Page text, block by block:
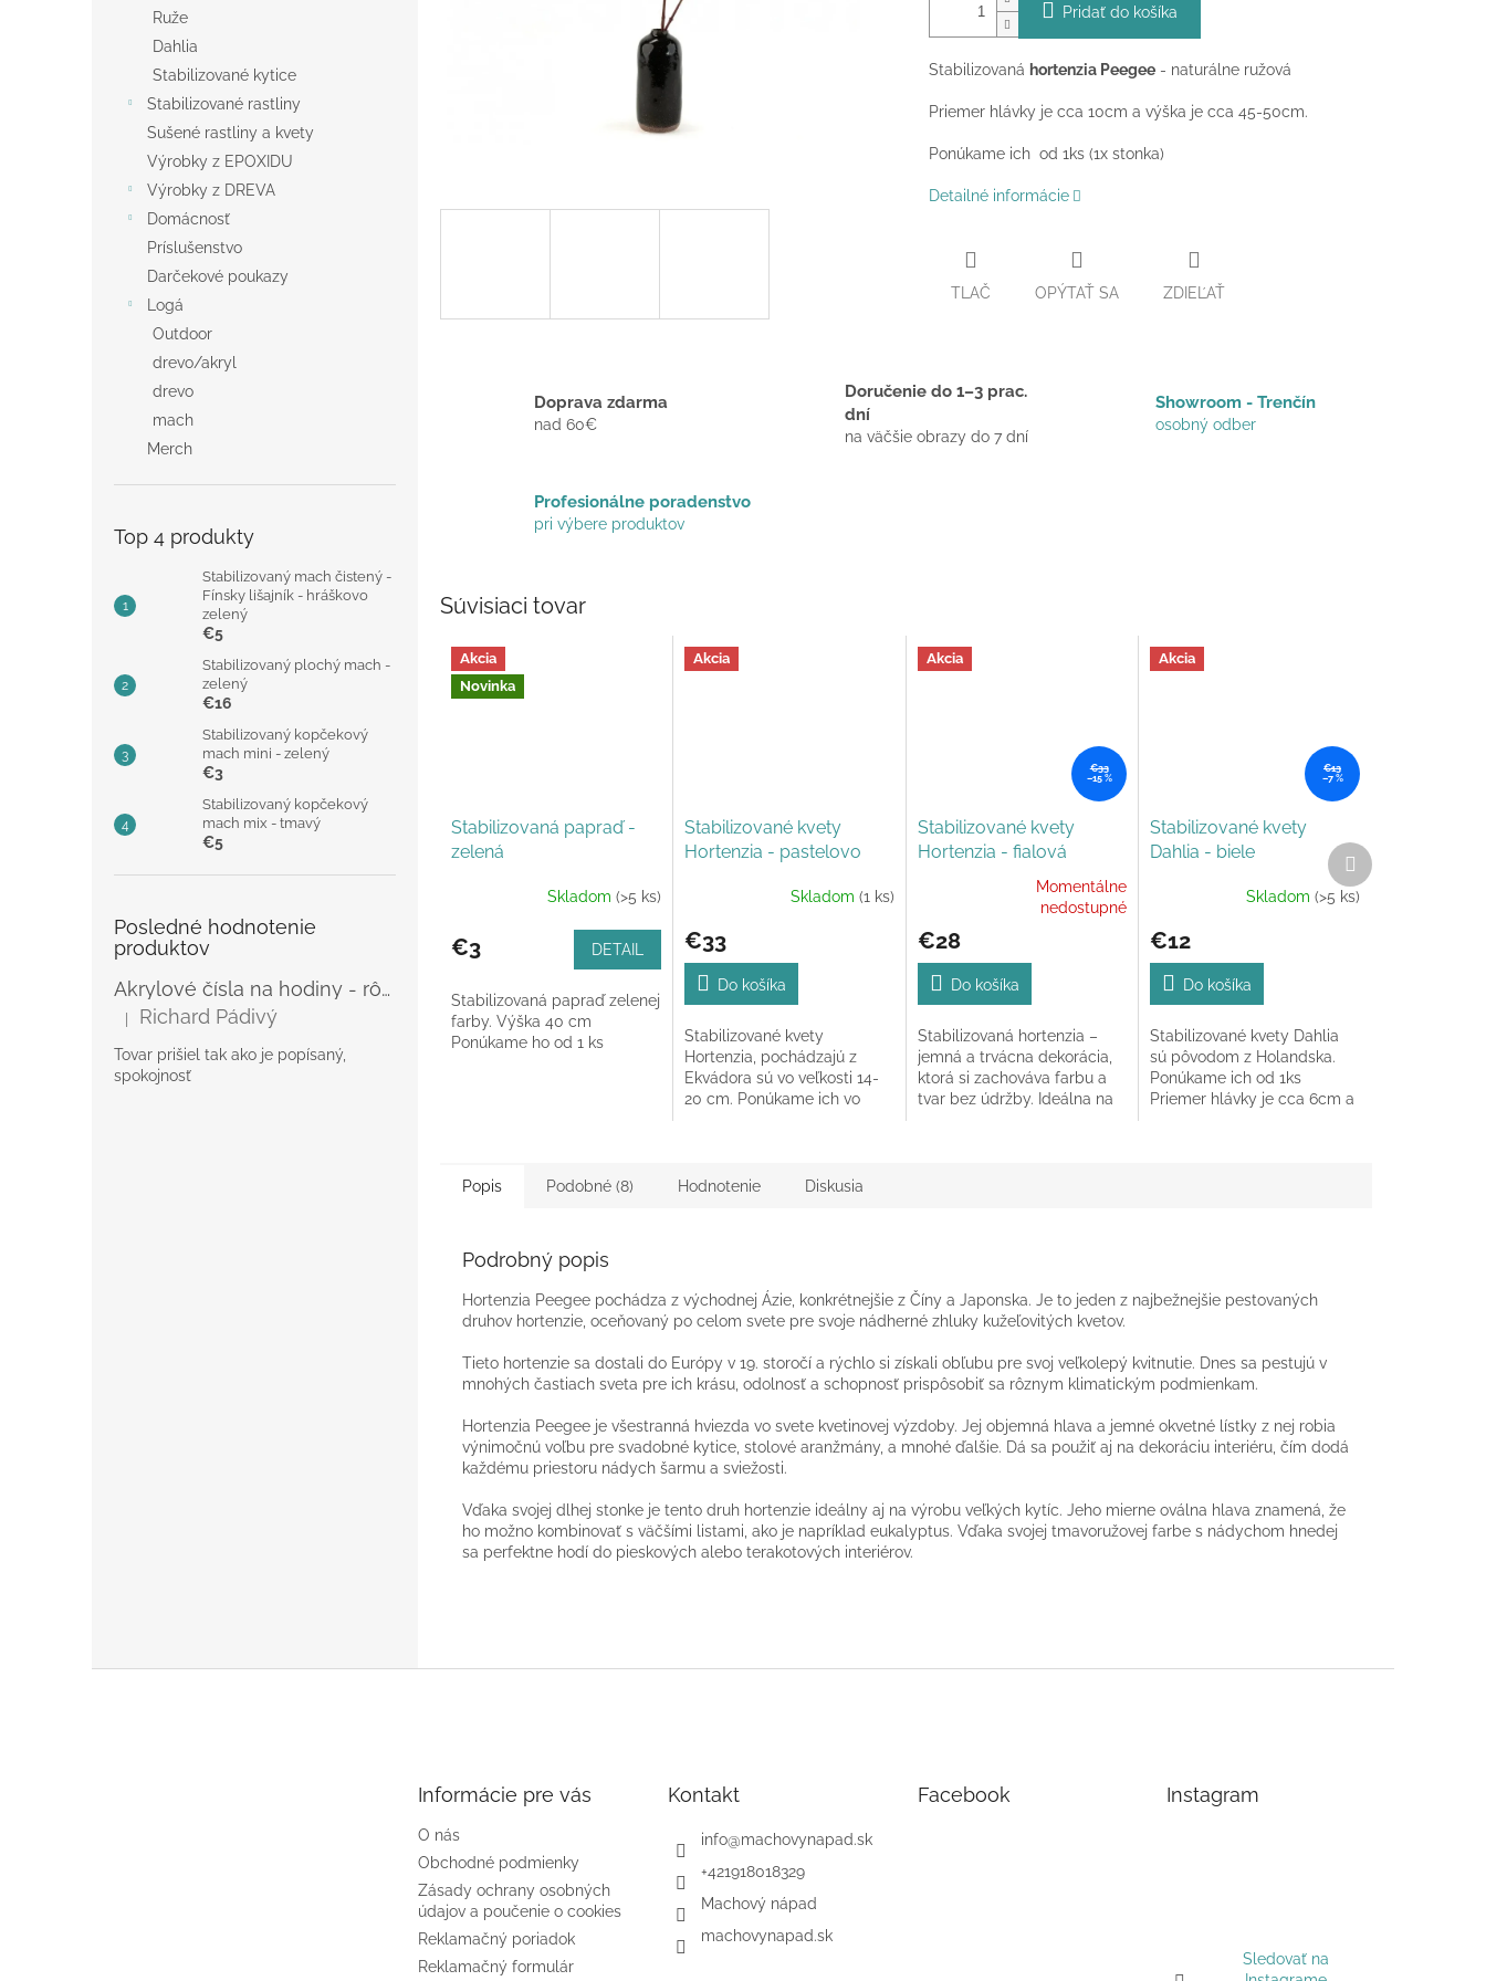
Ruže
Dahlia
Stabilizované kytice
Stabilizované rastliny
Sušené rastliny a kvety
Výrobky z EPOXIDU
Výrobky z DREVA
Domácnosť
Príslušenstvo
Darčekové poukazy
Logá
Outdoor
drevo/akryl
drevo
mach
Merch
Top 4 produkty
Stabilizovaný mach čistený -
Fínsky lišajník - hráškovo
zelený
€5
Stabilizovaný plochý mach -
zelený
€16
Stabilizovaný kopčekový
mach mini - zelený
€3
Stabilizovaný kopčekový
mach mix - tmavý
€5
Posledné hodnotenie
produktov
Akrylové čísla na hodiny - rôzne
Hodnotenie produktu je 5 z 5 hviezdičiek.
| Richard Pádivý
Tovar prišiel tak ako je popísaný,
spokojnosť
Pridať do košíka
Stabilizovaná hortenzia Peegee- naturálne ružová
Priemer hlávky je cca 10cm a výška je cca 45-50cm.
Ponúkame ich od 1ks (1x stonka)
Detailné informácie
TLAČ OPÝTAŤ SA ZDIEĽAŤ
Doprava zdarma
nad 60€
Doručenie do 1–3 prac.
dní
na väčšie obrazy do 7 dní
Showroom - Trenčín
osobný odber
Profesionálne poradenstvo
pri výbere produktov
Súvisiaci tovar
Akcia
Novinka
Stabilizovaná papraď -
zelená
produktu
z
5
hviezdičiek.
Skladom (>5 ks)
€3 DETAIL
Stabilizovaná papraď zelenej
farby. Výška 40 cm
Ponúkame ho od 1 ks
Akcia
Stabilizované kvety
Hortenzia - pastelovo
produktu
je
z
5
hviezdičiek.
Skladom (1 ks)
€33
Do košíka
Stabilizované kvety
Hortenzia, pochádzajú z
Ekvádora sú vo veľkosti 14-
20 cm. Ponúkame ich vo
Akcia
€33
–15 %
Stabilizované kvety
Hortenzia - fialová
produktu
je
z
5
hviezdičiek.
Momentálne
nedostupné
€28
Do košíka
Stabilizovaná hortenzia –
jemná a trvácna dekorácia,
ktorá si zachováva farbu a
tvar bez údržby. Ideálna na
Akcia
€13
–7 %
Stabilizované kvety
Dahlia - biele
Skladom (>5 ks)
€12
Do košíka
Stabilizované kvety Dahlia
sú pôvodom z Holandska.
Ponúkame ich od 1ks
Priemer hlávky je cca 6cm a
Ďalší
produkt
Popis Podobné (8) Hodnotenie Diskusia
Podrobný popis
Hortenzia Peegee pochádza z východnej Ázie, konkrétnejšie z Číny a Japonska. Je to jeden z najbežnejšie pestovaných
druhov hortenzie, oceňovaný po celom svete pre svoje nádherné zhluky kužeľovitých kvetov.
Tieto hortenzie sa dostali do Európy v 19. storočí a rýchlo si získali obľubu pre svoj veľkolepý kvitnutie. Dnes sa pestujú v
mnohých častiach sveta pre ich krásu, odolnosť a schopnosť prispôsobiť sa rôznym klimatickým podmienkam.
Hortenzia Peegee je všestranná hviezda vo svete kvetinovej výzdoby. Jej objemná hlava a jemné okvetné lístky z nej robia
výnimočnú voľbu pre svadobné kytice, stolové aranžmány, a mnohé ďalšie. Dá sa použiť aj na dekoráciu interiéru, čím dodá
každému priestoru nádych šarmu a sviežosti.
Vďaka svojej dlhej stonke je tento druh hortenzie ideálny aj na výrobu veľkých kytíc. Jeho mierne oválna hlava znamená, že
ho možno kombinovať s väčšími listami, ako je napríklad eukalyptus. Vďaka svojej tmavoružovej farbe s nádychom hnedej
sa perfektne hodí do pieskových alebo terakotových interiérov.
Informácie pre vás
O nás
Obchodné podmienky
Zásady ochrany osobných
údajov a poučenie o cookies
Reklamačný poriadok
Reklamačný formulár
Kontakt
info@machovynapad.sk
+421918018329
Machový nápad
machovynapad.sk
Facebook Instagram
Sledovať na